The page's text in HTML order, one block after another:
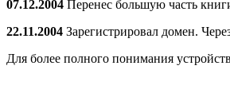
07.12.2004 Перенес большую часть
22.11.2004 Зарегистрировал домен.
Для более полного понимания